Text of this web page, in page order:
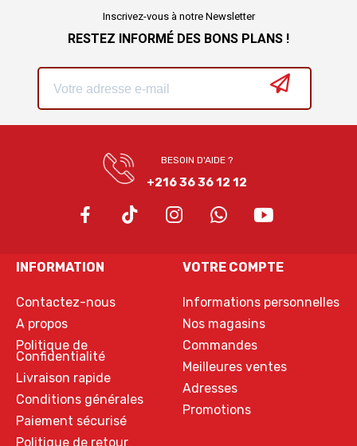
Inscrivez-vous à notre Newsletter
RESTEZ INFORMÉ DES BONS PLANS !
BESOIN D'AIDE ?
+216 36 36 12 12
INFORMATION
Contactez-nous
A propos
Politique de
Confidentialité
Livraison rapide
Conditions générales
Paiement sécurisé
Politique de retour
VOTRE COMPTE
Informations personnelles
Nos magasins
Commandes
Meilleures ventes
Adresses
Promotions